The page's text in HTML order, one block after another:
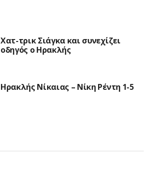
Χατ-τρικ Σιάγκα και συνεχίζει
οδηγός ο Ηρακλής
Ηρακλής Νίκαιας – Νίκη Ρέντη 1-5